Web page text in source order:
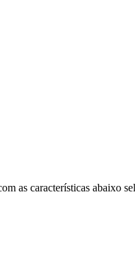
as características abaixo